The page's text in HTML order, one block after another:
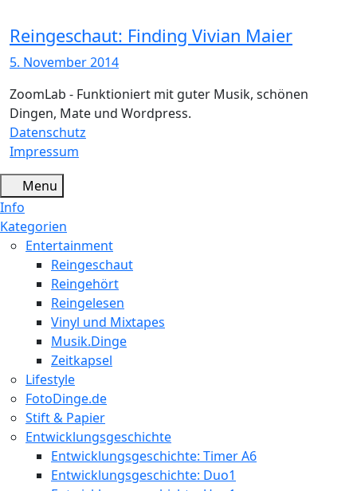
Reingeschaut: Finding Vivian Maier
5. November 2014
ZoomLab - Funktioniert mit guter Musik, schönen
Dingen, Mate und Wordpress.
Datenschutz
Impressum
Menu
Info
Kategorien
Entertainment
Reingeschaut
Reingehört
Reingelesen
Vinyl und Mixtapes
Musik.Dinge
Zeitkapsel
Lifestyle
FotoDinge.de
Stift & Papier
Entwicklungsgeschichte
Entwicklungsgeschichte: Timer A6
Entwicklungsgeschichte: Duo1